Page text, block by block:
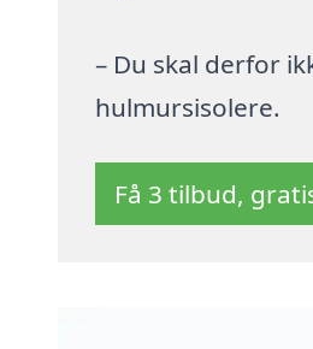
– Du skal derfor
hulmursisolere.
Få 3 tilbud,